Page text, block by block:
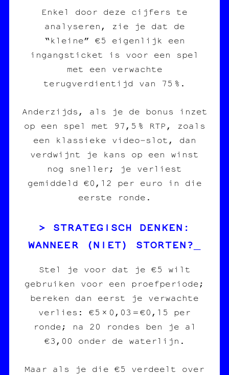
Enkel door deze cijfers te
analyseren, zie je dat de
“kleine” €5 eigenlijk een
ingangsticket is voor een spel
met een verwachte
terugverdientijd van 75 %.
Anderzijds, als je de bonus inzet
op een spel met 97,5 % RTP, zoals
een klassieke video‑slot, dan
verdwijnt je kans op een winst
nog sneller; je verliest
gemiddeld €0,12 per euro in die
eerste ronde.
STRATEGISCH DENKEN:
WANNEER (NIET) STORTEN?
Stel je voor dat je €5 wilt
gebruiken voor een proefperiode;
bereken dan eerst je verwachte
verlies: €5 × 0,03 = €0,15 per
ronde; na 20 rondes ben je al
€3,00 onder de waterlijn.
Maar als je die €5 verdeelt over